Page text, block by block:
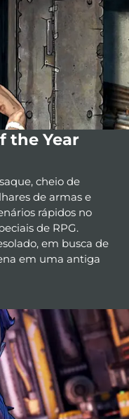
the Year
cheio de
de armas e
rápidos no
de RPG.
em busca de
em uma antiga